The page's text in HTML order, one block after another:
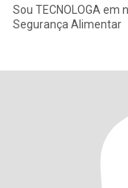
Sou TECNOLOGA em nutrição e atualmente faço Graduação em
Segurança Alimentar